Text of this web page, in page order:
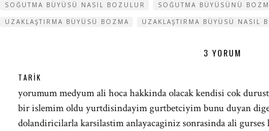
SOĞUTMA BÜYÜSÜ NASIL BOZULUR
SOĞUTMA BÜYÜSÜNÜ
UZAKLAŞTIRMA BÜYÜSÜ BOZMA
UZAKLAŞTIRMA BÜYÜSÜ NASIL
3 YORUM
TARIK
yorumum medyum ali hoca hakkinda olacak kendisi cok
bir islemim oldu yurtdisindayim gurtbetciyim bunu duyan
dolandiricilarla karsilastim anlayacaginiz sonrasinda ali